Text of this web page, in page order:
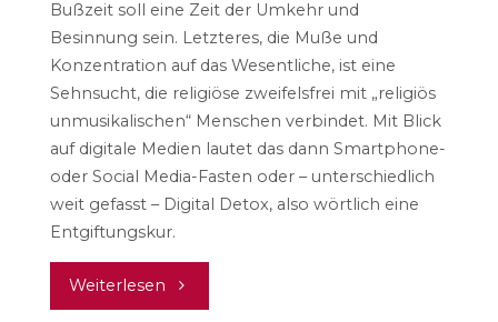
Bußzeit soll eine Zeit der Umkehr und
Besinnung sein. Letzteres, die Muße und
Konzentration auf das Wesentliche, ist eine
Sehnsucht, die religiöse zweifelsfrei mit „religiös
unmusikalischen“ Menschen verbindet. Mit Blick
auf digitale Medien lautet das dann Smartphone-
oder Social Media-Fasten oder – unterschiedlich
weit gefasst – Digital Detox, also wörtlich eine
Entgiftungskur.
Weiterlesen "Woran